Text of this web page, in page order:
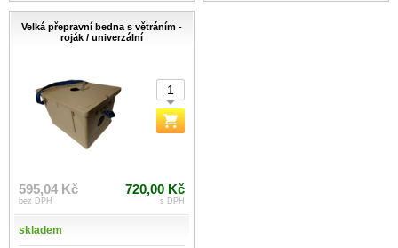
Velká přepravní bedna s větráním -
roják / univerzální
595,04 Kč
bez DPH
720,00 Kč
s DPH
skladem